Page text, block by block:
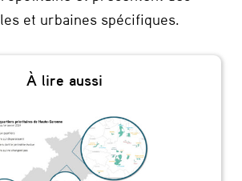
et urbaines spécifiques.